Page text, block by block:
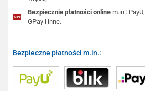
Bezpiecznie płatności online m.in.:
GPay i inne.
Bezpieczne płatności m.in.: